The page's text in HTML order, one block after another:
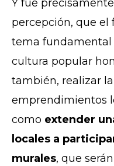
Y fue
percepción, que el
tema fundamental
cultura popular
también, realizar
emprendimientos
como extender
locales a
murales, que